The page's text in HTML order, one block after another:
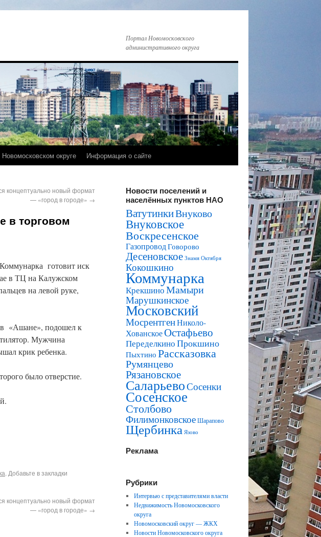
Портал Новомосковского
административного округа
округе Информация о сайте
концептуально новый формат
— «город в городе» →
в торговом
готовит иск
в ТЦ на Калужском
на левой руке,
в «Ашане», подошел к
Мужчина
крик ребенка.
было отверстие.
. Добавьте в закладки
концептуально новый формат
— «город в городе» →
Новости поселений и
населённых пунктов НАО
ВатутинкиВнуково
Внуковское
Воскресенское
ГазопроводГоворово
Десеновское Знамя Октября
Кокошкино
Коммунарка
КрекшиноМамыри
Марушкинское
Московский
МосрентгенНиколо-
ХованскоеОстафьево
ПеределкиноПрокшино
Пыхтино Рассказовка
Румянцево
Рязановское
СаларьевоСосенки
Сосенское
Столбово
ФилимонковскоеШарапово
Щербинка Язово
Реклама
Рубрики
Интервью с представителями власти
Недвижимость Новомосковского
округа
Новомосковский округ — ЖКХ
Новости Новомосковского округа